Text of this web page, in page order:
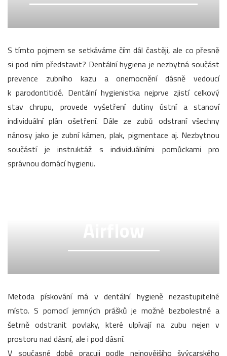
S tímto pojmem se setkáváme čím dál častěji, ale co přesně
si pod ním představit? Dentální hygiena je nezbytná součást
prevence zubního kazu a onemocnění dásně vedoucí
k parodontitidě. Dentální hygienistka nejprve zjistí celkový
stav chrupu, provede vyšetření dutiny ústní a stanoví
individuální plán ošetření. Dále ze zubů odstraní všechny
nánosy jako je zubní kámen, plak, pigmentace aj. Nezbytnou
součástí je instruktáž s individuálními pomůckami pro
správnou domácí hygienu.
Airflow
Metoda pískování má v dentální hygieně nezastupitelné
místo. S pomocí jemných prášků je možné bezbolestně a
šetrně odstranit povlaky, které ulpívají na zubu nejen v
prostoru nad dásní, ale i pod dásní.
V současné době pracuji podle nejnovějšího švýcarského